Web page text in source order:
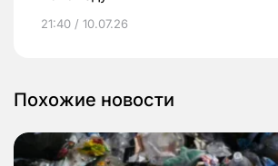
21:40 / 10.07.26
Похожие новости